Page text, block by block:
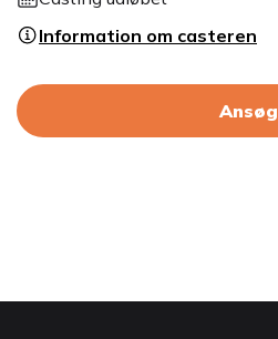
Information om casteren
Ansøg